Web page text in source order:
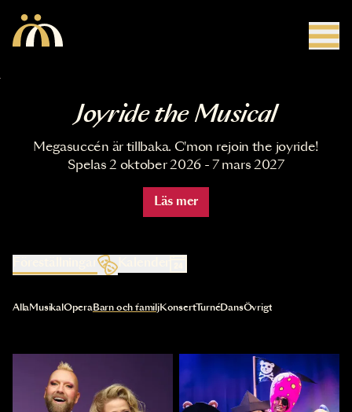
Joyride the Musical
Megasuccén är tillbaka. C'mon rejoin the joyride!
Spelas 2 oktober 2026 - 7 mars 2027
Läs mer
Kalender
Val av kategori uppdaterar innehållet automatiskt
AllaMusikal OperaBarn och familjKonsertTurnéDansÖvrigt